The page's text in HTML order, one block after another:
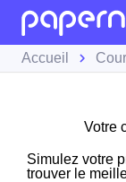
Accueil
Votre
Simulez votre
trouver le